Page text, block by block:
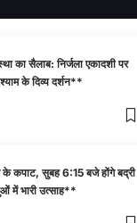
का सैलाब: निर्जला एकादशी पर
के दिव्य दर्शन**
कपाट, सुबह 6:15 बजे होंगे बद्री
में भारी उत्साह**